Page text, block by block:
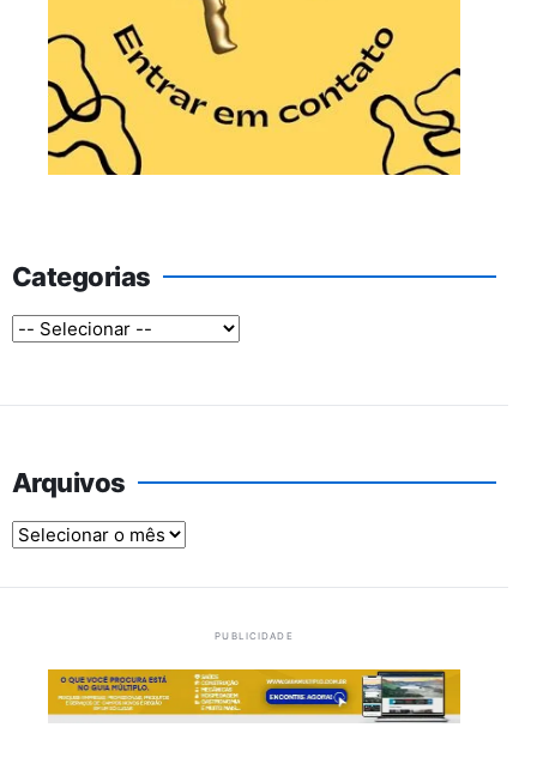
Categorias
Arquivos
Arquivos
PUBLICIDADE